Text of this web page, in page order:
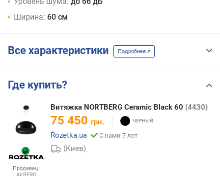
Ширина: 60 см
Все характеристики Подробнее
Где купить?
Продавец:
Витяжка NORTBERG Ceramic Black 60 (4430)
75 450 грн.
Rozetka.ua
С нами 7 лет
(Киев)